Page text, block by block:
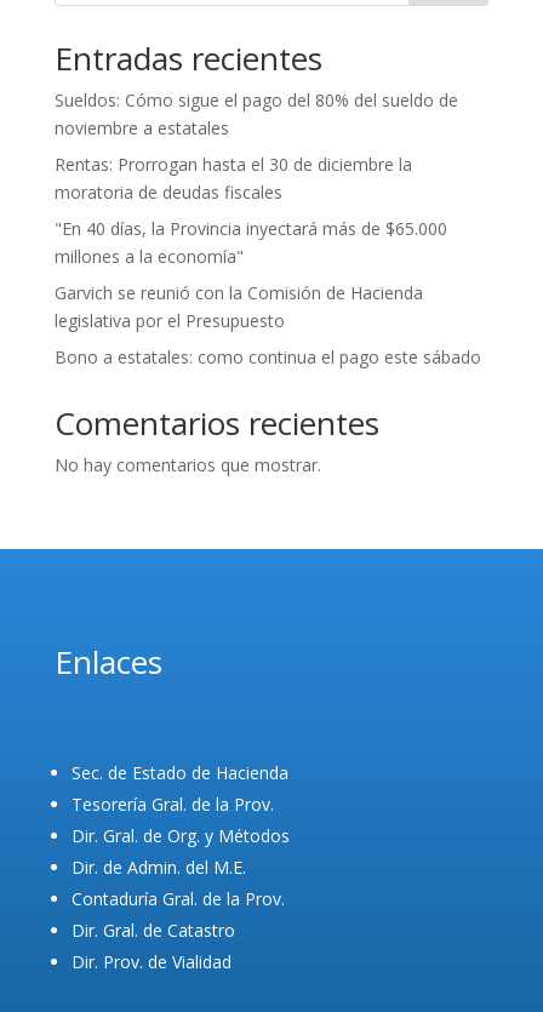
Entradas recientes
Sueldos: Cómo sigue el pago del 80% del sueldo de
noviembre a estatales
Rentas: Prorrogan hasta el 30 de diciembre la
moratoria de deudas fiscales
"En 40 días, la Provincia inyectará más de $65.000
millones a la economía"
Garvich se reunió con la Comisión de Hacienda
legislativa por el Presupuesto
Bono a estatales: como continua el pago este sábado
Comentarios recientes
No hay comentarios que mostrar.
Enlaces
Sec. de Estado de Hacienda
Tesorería Gral. de la Prov.
Dir. Gral. de Org. y Métodos
Dir. de Admin. del M.E.
Contaduría Gral. de la Prov.
Dir. Gral. de Catastro
Dir. Prov. de Vialidad